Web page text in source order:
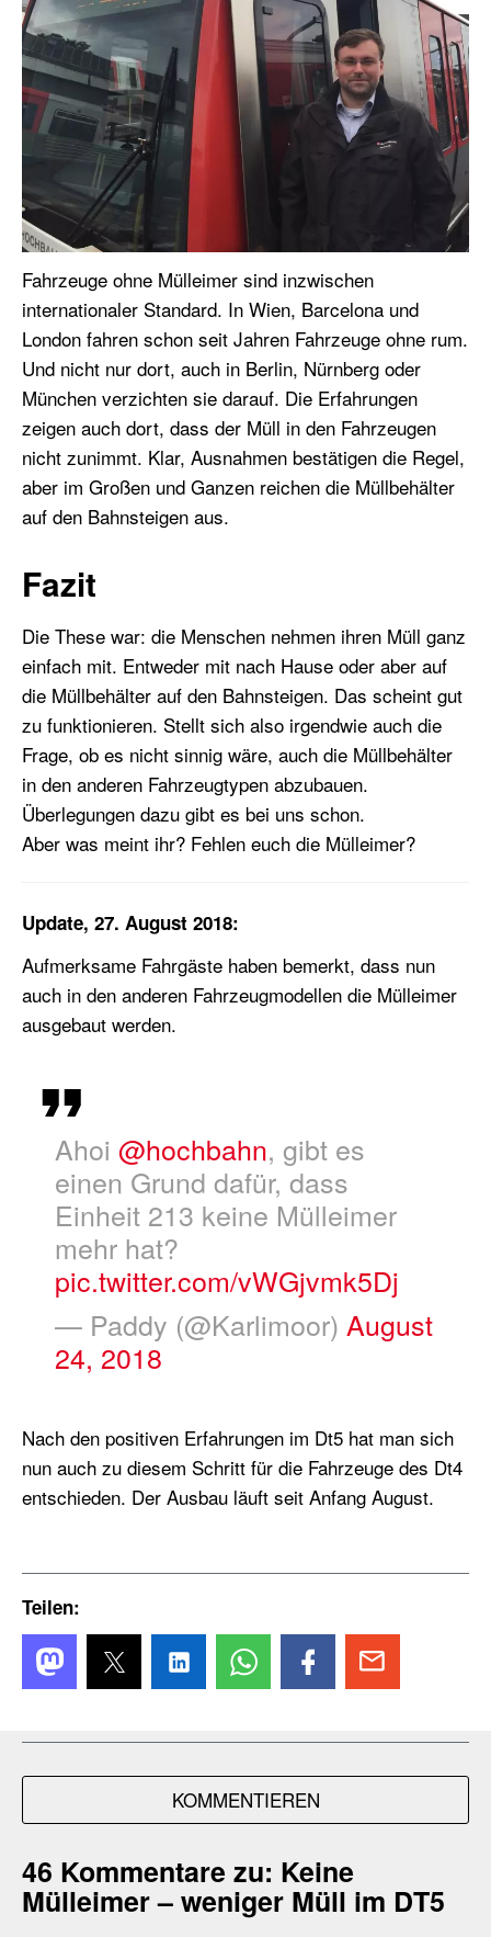
Fahrzeuge ohne Mülleimer sind inzwischen
internationaler Standard. In Wien, Barcelona und
London fahren schon seit Jahren Fahrzeuge ohne rum.
Und nicht nur dort, auch in Berlin, Nürnberg oder
München verzichten sie darauf. Die Erfahrungen
zeigen auch dort, dass der Müll in den Fahrzeugen
nicht zunimmt. Klar, Ausnahmen bestätigen die Regel,
aber im Großen und Ganzen reichen die Müllbehälter
auf den Bahnsteigen aus.
Fazit
Die These war: die Menschen nehmen ihren Müll ganz
einfach mit. Entweder mit nach Hause oder aber auf
die Müllbehälter auf den Bahnsteigen. Das scheint gut
zu funktionieren. Stellt sich also irgendwie auch die
Frage, ob es nicht sinnig wäre, auch die Müllbehälter
in den anderen Fahrzeugtypen abzubauen.
Überlegungen dazu gibt es bei uns schon.
Aber was meint ihr? Fehlen euch die Mülleimer?
Update, 27. August 2018:
Aufmerksame Fahrgäste haben bemerkt, dass nun
auch in den anderen Fahrzeugmodellen die Mülleimer
ausgebaut werden.
Ahoi @hochbahn, gibt es
einen Grund dafür, dass
Einheit 213 keine Mülleimer
mehr hat?
pic.twitter.com/vWGjvmk5Dj
— Paddy (@Karlimoor) August
24, 2018
Nach den positiven Erfahrungen im Dt5 hat man sich
nun auch zu diesem Schritt für die Fahrzeuge des Dt4
entschieden. Der Ausbau läuft seit Anfang August.
Teilen:
KOMMENTIEREN
46 Kommentare zu: Keine
Mülleimer – weniger Müll im DT5